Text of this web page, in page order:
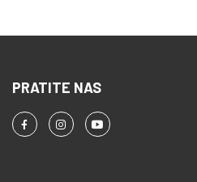
PRATITE NAS